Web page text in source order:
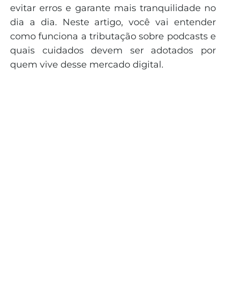
evitar erros e garante mais tranquilidade no
dia a dia. Neste artigo, você vai entender
como funciona a tributação sobre podcasts e
quais cuidados devem ser adotados por
quem vive desse mercado digital.